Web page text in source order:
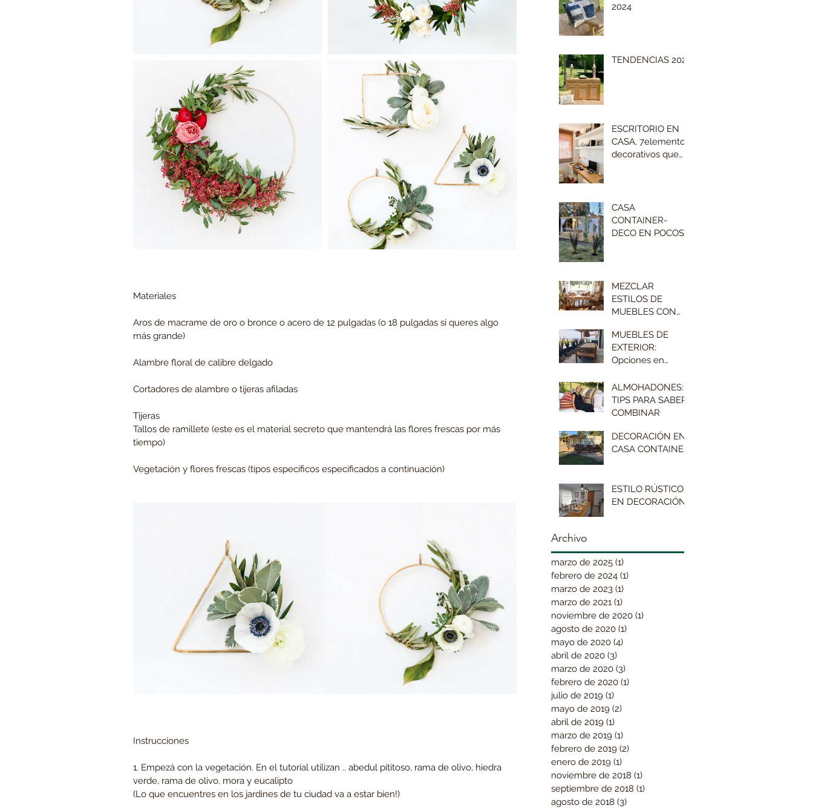
Materiales
Aros de macrame de oro o bronce o acero de 12 pulgadas (o 18 pulgadas si queres algo
más grande)
Alambre floral de calibre delgado
Cortadores de alambre o tijeras afiladas
Tijeras
Tallos de ramillete (este es el material secreto que mantendrá las flores frescas por más
tiempo)
Vegetación y flores frescas (tipos específicos especificados a continuación)
Instrucciones
1. Empezá con la vegetación. En el tutorial utilizan .. abedul pititoso, rama de olivo, hiedra
verde, rama de olivo, mora y eucalipto
(Lo que encuentres en los jardines de tu ciudad va a estar bien!)
2024
TENDENCIAS 2023
ESCRITORIO EN
CASA, 7elementos
decorativos que
CASA
CONTAINER-
DECO EN POCOS
MEZCLAR
ESTILOS DE
MUEBLES CON
MUEBLES DE
EXTERIOR:
Opciones en
ALMOHADONES:
TIPS PARA SABER
COMBINAR
DECORACIÓN EN
CASA CONTAINER
ESTILO RÚSTICO
EN DECORACIÓN
Archivo
marzo de 2025 (1)
febrero de 2024 (1)
marzo de 2023 (1)
marzo de 2021 (1)
noviembre de 2020 (1)
agosto de 2020 (1)
mayo de 2020 (4)
abril de 2020 (3)
marzo de 2020 (3)
febrero de 2020 (1)
julio de 2019 (1)
mayo de 2019 (2)
abril de 2019 (1)
marzo de 2019 (1)
febrero de 2019 (2)
enero de 2019 (1)
noviembre de 2018 (1)
septiembre de 2018 (1)
agosto de 2018 (3)